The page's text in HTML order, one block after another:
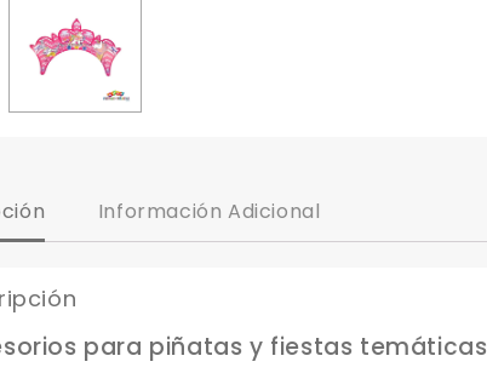
Información Adicional
para piñatas y fiestas temáticas